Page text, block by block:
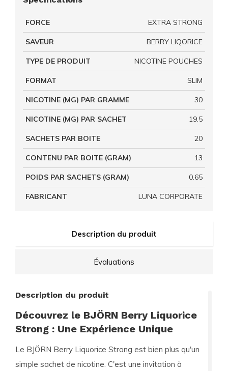
Description du produit
Évaluations
Description du produit
Découvrez le BJÖRN Berry Liquorice
Strong : Une Expérience Unique
Le BJÖRN Berry Liquorice Strong est bien plus qu'un
simple sachet de nicotine. C'est une invitation à
FORCE EXTRA STRONG
SAVEUR BERRY LIQORICE
TYPE DE PRODUIT NICOTINE POUCHES
FORMAT SLIM
NICOTINE (MG) PAR GRAMME 30
NICOTINE (MG) PAR SACHET 19.5
SACHETS PAR BOITE 20
CONTENU PAR BOITE (GRAM) 13
POIDS PAR SACHETS (GRAM) 0.65
FABRICANT LUNA CORPORATE